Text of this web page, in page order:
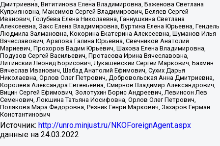
Дмитриевна, Вититинова Елена Владимировна, Баженова Светлана
Куприяновна, Максимов Сергей Владимирович, Беляев Сергей
Иванович, Голубева Елена Николаевна, Ганнушкина Светлана
Алексеевна, Закс Елена Владимировна, Буртина Елена Юрьевна, Гендель
Людмила Залмановна, Кокорина Екатерина Алексеевна, Шуманов Илья
Вячеславович, Арапова Галина Юрьевна, Свечников Анатолий
Мариевич, Прохоров Вадим Юрьевич, Шахова Елена Владимировна,
Подузов Сергей Васильевич, Протасова Ирина Вячеславовна,
Литинский Леонид Борисович, Лукашевский Сергей Маркович, Бахмин
Вячеслав Иванович, Шабад Анатолий Ефимович, Сухих Дарья
Николаевна, Орлов Олег Петрович, Добровольская Анна Дмитриевна,
Королева Александра Евгеньевна, Смирнов Владимир Александрович,
Вицин Сергей Ефимович, Золотухин Борис Андреевич, Левинсон Лев
Семенович, Локшина Татьяна Иосифовна, Орлов Олег Петрович,
Полякова Мара Федоровна, Резник Генри Маркович, Захаров Герман
Константинович
Источник: http://unro.minjust.ru/NKOForeignAgent.aspx
данные на 24.03.2022